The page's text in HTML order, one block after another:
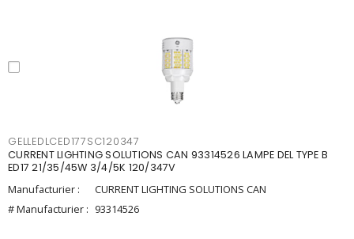
GELLEDLCED177SC120347
CURRENT LIGHTING SOLUTIONS CAN 93314526 LAMPE DEL TYPE B
ED17 21/35/45W 3/4/5K 120/347V
Manufacturier :
CURRENT LIGHTING SOLUTIONS CAN
# Manufacturier : 93314526